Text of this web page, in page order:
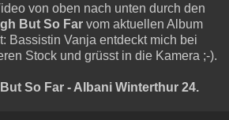
von oben nach unten durch den
But So Far vom aktuellen Album
Bassistin Vanja entdeckt mich bei
Stock und grüsst in die Kamera ;-).
So Far - Albani Winterthur 24.